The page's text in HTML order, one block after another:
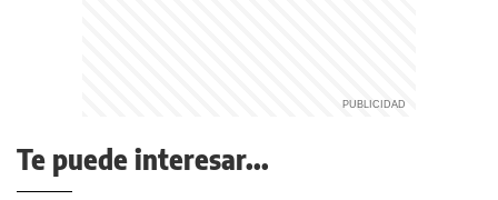
Te puede interesar...